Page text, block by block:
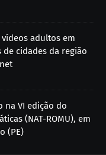
adultos em
cidades da região
na VI edição do
(NAT-ROMU), em
(PE)